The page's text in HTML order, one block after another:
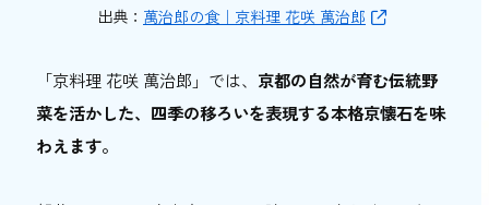
出典： 萬治郎の食｜京料理 花咲 萬治郎
「京料理 花咲 萬治郎」では、 京都の自然が育む伝統野
菜を活かした、四季の移ろいを表現する本格京懐石を味
わえます。